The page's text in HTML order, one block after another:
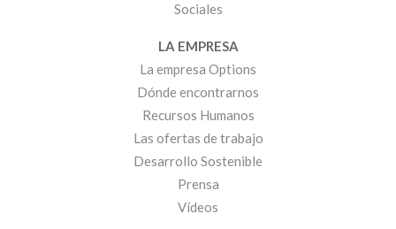
Sociales
LA EMPRESA
La empresa Options
Dónde encontrarnos
Recursos Humanos
Las ofertas de trabajo
Desarrollo Sostenible
Prensa
Vídeos